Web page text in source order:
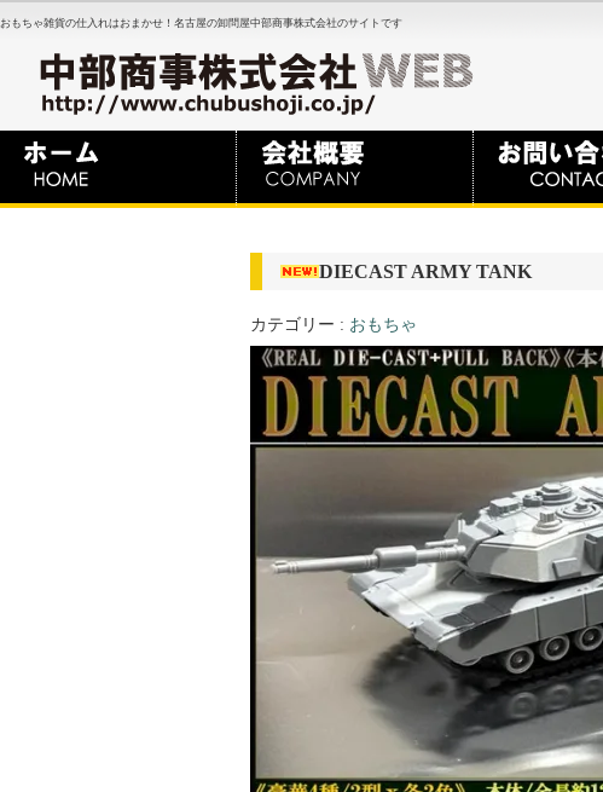
おもちゃ雑貨の仕入れはおまかせ！名古屋の卸問屋中部商事株式会社のサイトです
DIECAST ARMY TANK
カテゴリー : おもちゃ